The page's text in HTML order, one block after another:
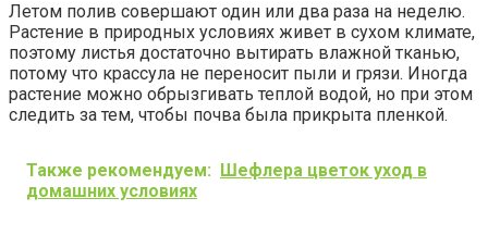
Летом полив совершают один или два раза на неделю.
Растение в природных условиях живет в сухом климате,
поэтому листья достаточно вытирать влажной тканью,
потому что крассула не переносит пыли и грязи. Иногда
растение можно обрызгивать теплой водой, но при этом
следить за тем, чтобы почва была прикрыта пленкой.
Также рекомендуем: Шефлера цветок уход в
домашних условиях